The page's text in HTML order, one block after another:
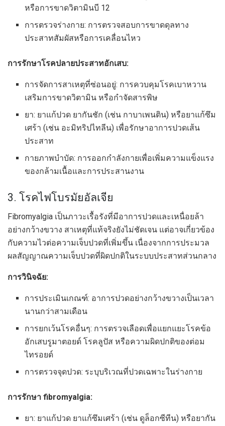
หรือการขาดวิตามินบี 12
การตรวจร่างกาย: การตรวจสอบการขาดดุลทาง
ประสาทสัมผัสหรือการเคลื่อนไหว
การรักษาโรคปลายประสาทอักเสบ:
การจัดการสาเหตุที่ซ่อนอยู่: การควบคุมโรคเบาหวาน
เสริมการขาดวิตามิน หรือกำจัดสารพิษ
ยา: ยาแก้ปวด ยากันชัก (เช่น กาบาเพนติน) หรือยาแก้ซึม
เศร้า (เช่น อะมิทริปไทลีน) เพื่อรักษาอาการปวดเส้น
ประสาท
กายภาพบำบัด: การออกกำลังกายเพื่อเพิ่มความแข็งแรง
ของกล้ามเนื้อและการประสานงาน
3. โรคไฟโบรมัยอัลเจีย
Fibromyalgia เป็นภาวะเรื้อรังที่มีอาการปวดและเหนื่อยล้า
อย่างกว้างขวาง สาเหตุที่แท้จริงยังไม่ชัดเจน แต่อาจเกี่ยวข้อง
กับความไวต่อความเจ็บปวดที่เพิ่มขึ้น เนื่องจากการประมวล
ผลสัญญาณความเจ็บปวดที่ผิดปกติในระบบประสาทส่วนกลาง
การวินิจฉัย:
การประเมินเกณฑ์: อาการปวดอย่างกว้างขวางเป็นเวลา
นานกว่าสามเดือน
การยกเว้นโรคอื่นๆ: การตรวจเลือดเพื่อแยกแยะโรคข้อ
อักเสบรูมาตอยด์ โรคลูปัส หรือความผิดปกติของต่อม
ไทรอยด์
การตรวจจุดปวด: ระบุบริเวณที่ปวดเฉพาะในร่างกาย
การรักษา fibromyalgia:
ยา: ยาแก้ปวด ยาแก้ซึมเศร้า (เช่น ดูล็อกซีทีน) หรือยากัน